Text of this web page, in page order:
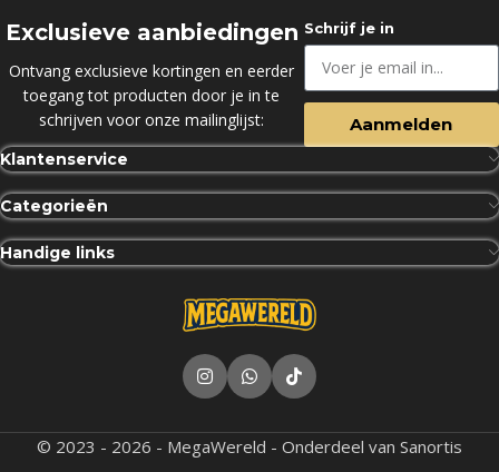
Exclusieve aanbiedingen
Ontvang exclusieve kortingen en eerder
toegang tot producten door je in te
schrijven voor onze mailinglijst:
Schrijf je in
Aanmelden
Klantenservice
Categorieën
Handige links
© 2023 - 2026 - MegaWereld - Onderdeel van Sanortis